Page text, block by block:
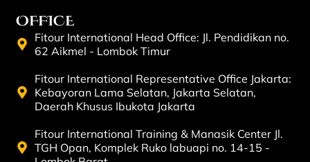
OFFICE
Fitour International Head Office: Jl. Pendidikan no.
62 Aikmel - Lombok Timur
Fitour International Representative Office Jakarta:
Kebayoran Lama Selatan, Jakarta Selatan,
Daerah Khusus Ibukota Jakarta
Fitour International Training & Manasik Center Jl.
TGH Opan, Komplek Ruko labuapi no. 14-15 -